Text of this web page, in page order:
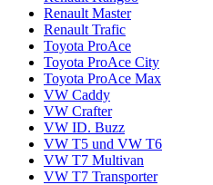
Renault Master
Renault Trafic
Toyota ProAce
Toyota ProAce City
Toyota ProAce Max
VW Caddy
VW Crafter
VW ID. Buzz
VW T5 und VW T6
VW T7 Multivan
VW T7 Transporter